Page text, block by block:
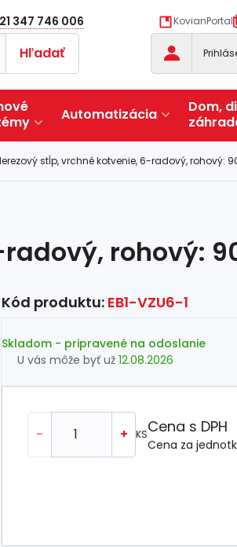
347 746 006 KovianPortal
Hľadať
Automatizácia
Dom,
stĺp, vrchné kotvenie, 6-radový, rohový:
rohový:
Kód produktu: EB1-VZU6-1
Skladom - pripravené na odoslanie
U vás môže byť už 12.08.2026
- + KS
Cena za
Cena s DPH